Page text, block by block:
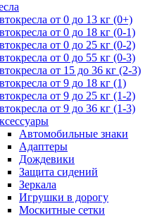
от 0 до 13 кг (0+)
от 0 до 18 кг (0-1)
от 0 до 25 кг (0-2)
от 0 до 55 кг (0-3)
от 15 до 36 кг (2-3)
от 9 до 18 кг (1)
от 9 до 25 кг (1-2)
от 9 до 36 кг (1-3)
Автомобильные знаки
Адаптеры
Дождевики
Защита сидений
Зеркала
Игрушки в дорогу
Москитные сетки